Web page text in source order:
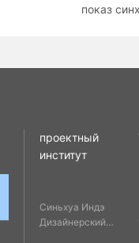
показ
проектный
институт
Синьхуа Индэ
Дизайнерский